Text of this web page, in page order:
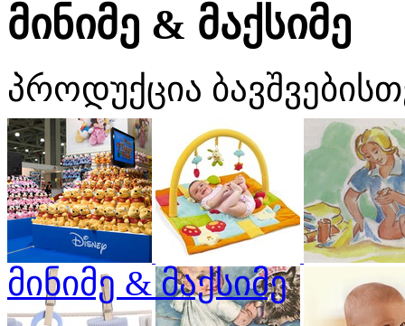
მინიმე & მაქსიმე
პროდუქცია
მინიმე & მაქსიმე